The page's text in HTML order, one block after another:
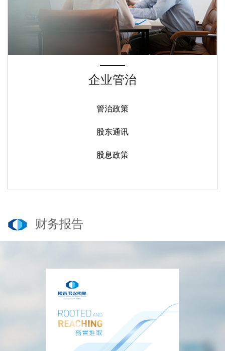
企业管治
管治政策
股东通讯
股息政策
财务报告